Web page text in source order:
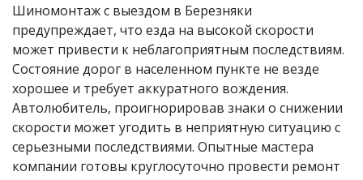
Шиномонтаж с выездом в Березняки
предупреждает, что езда на высокой скорости
может привести к неблагоприятным последствиям.
Состояние дорог в населенном пункте не везде
хорошее и требует аккуратного вождения.
Автолюбитель, проигнорировав знаки о снижении
скорости может угодить в неприятную ситуацию с
серьезными последствиями. Опытные мастера
компании готовы круглосуточно провести ремонт